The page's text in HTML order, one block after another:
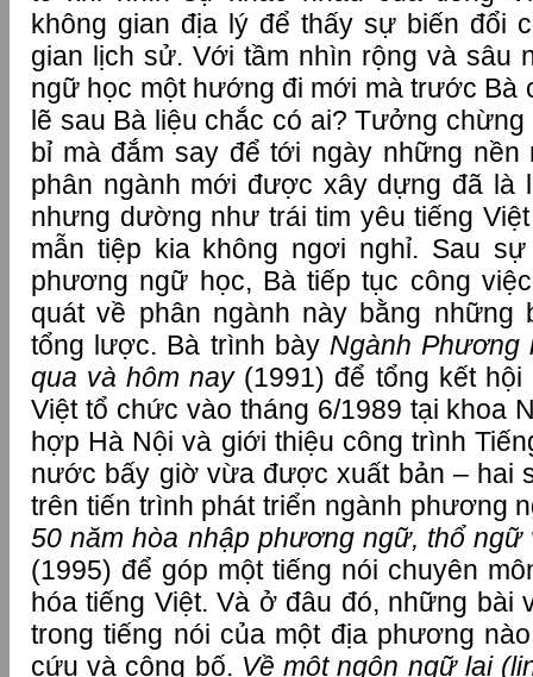
không gian địa lý để thấy sự biến đổi
gian lịch sử. Với tầm nhìn rộng và sâu
ngữ học một hướng đi mới mà trước Bà
lẽ sau Bà liệu chắc có ai? Tưởng
bỉ mà đắm say để tới ngày những nền
phân ngành mới được xây dựng đã là
nhưng dường như trái tim yêu tiếng
mẫn tiệp kia không ngơi nghỉ. Sau sự
phương ngữ học, Bà tiếp tục công
quát về phân ngành này bằng những
tổng lược. Bà trình bày Ngành Phương
qua và hôm nay(1991) để tổng kết hội
Việt tổ chức vào tháng 6/1989 tại khoa
hợp Hà Nội và giới thiệu công trình
nước bấy giờ vừa được xuất bản – hai
trên tiến trình phát triển ngành phương
50 năm hòa nhập phương ngữ, thổ
(1995) để góp một tiếng nói chuyên
hóa tiếng Việt. Và ở đâu đó, những bài
trong tiếng nói của một địa phương
cứu và công bố. Về một ngôn ngữ lai